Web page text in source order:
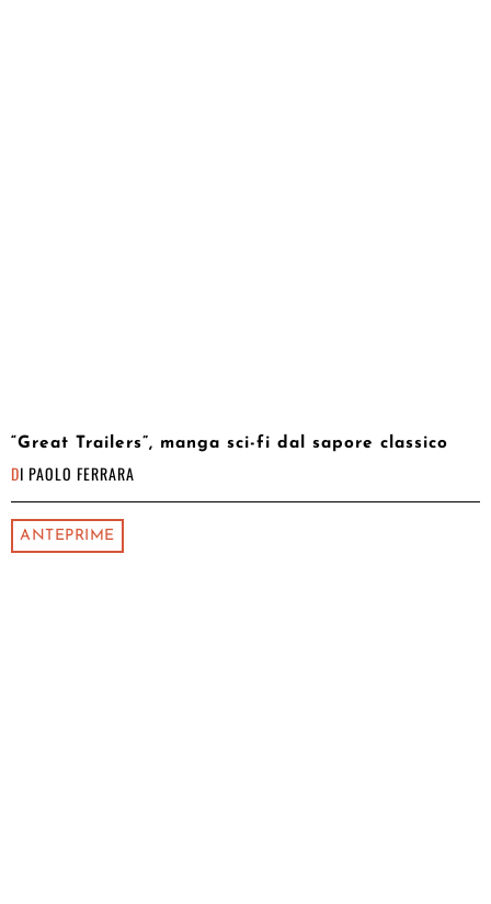
“Great Trailers”, manga sci-fi dal sapore classico
DI PAOLO FERRARA
ANTEPRIME